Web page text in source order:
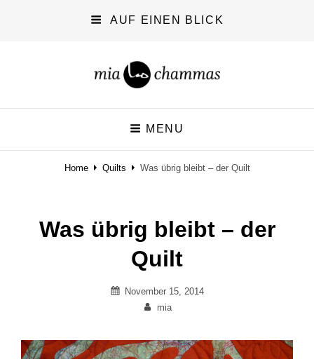
AUF EINEN BLICK
miachammas
exploring pattern MENU
Home Quilts Was übrig bleibt – der Quilt
Was übrig bleibt – der
Quilt
Posted
November 15, 2014
By
mia